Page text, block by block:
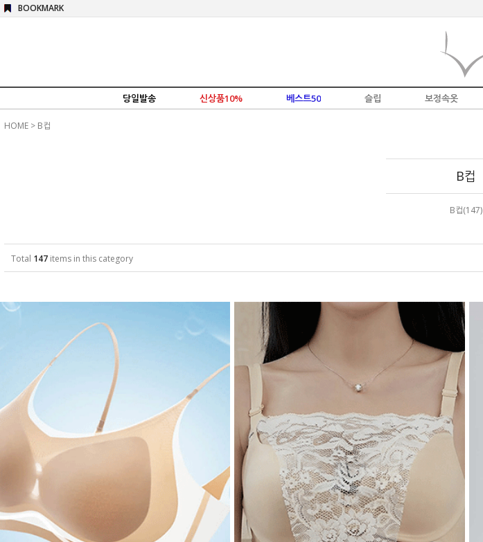
BOOKMARK
당일발송 신상품10% 베스트50 슬립 보정속옷
HOME> B컵
B컵
B컵(147)
Total 147items in this category